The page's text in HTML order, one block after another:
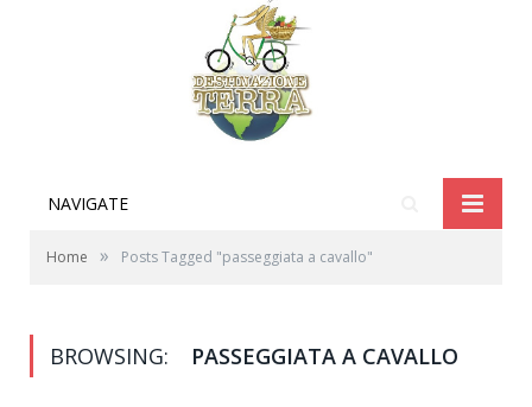
NAVIGATE
Home » Posts Tagged "passeggiata a cavallo"
BROWSING: PASSEGGIATA A CAVALLO